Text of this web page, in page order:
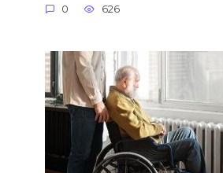
0 626